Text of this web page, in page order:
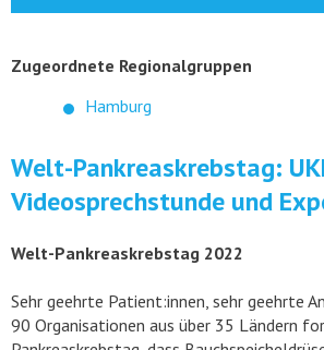
Zugeordnete Regionalgruppen
Hamburg
Welt-Pankreaskrebstag:
Videosprechstunde und
Welt-Pankreaskrebstag 2022
Sehr geehrte Patient:innen, sehr geehrte
90 Organisationen aus über 35 Ländern